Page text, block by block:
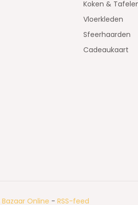
Koken &
Vloerkleden
Sfeerhaarden
Cadeaukaart
Bazaar Online - RSS-feed